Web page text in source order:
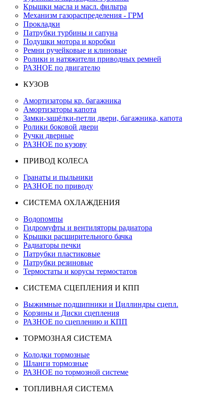
Крышки масла и масл. фильтра
Механизм газораспределения - ГРМ
Прокладки
Патрубки турбины и сапуна
Подушки мотора и коробки
Ремни ручейковые и клиновые
Ролики и натяжители приводных ремней
РАЗНОЕ по двигателю
КУЗОВ
Амортизаторы кр. багажника
Амортизаторы капота
Замки-защёлки-петли двери, багажника, капота
Ролики боковой двери
Ручки дверные
РАЗНОЕ по кузову
ПРИВОД КОЛЕСА
Гранаты и пыльники
РАЗНОЕ по приводу
СИСТЕМА ОХЛАЖДЕНИЯ
Водопомпы
Гидромуфты и вентиляторы радиатора
Крышки расширительного бачка
Радиаторы печки
Патрубки пластиковые
Патрубки резиновые
Термостаты и корусы термостатов
СИСТЕМА СЦЕПЛЕНИЯ И КПП
Выжимные подшипники и Циллиндры сцепл.
Корзины и Диски сцепления
РАЗНОЕ по сцеплению и КПП
ТОРМОЗНАЯ СИСТЕМА
Колодки тормозные
Шланги тормозные
РАЗНОЕ по тормозной системе
ТОПЛИВНАЯ СИСТЕМА